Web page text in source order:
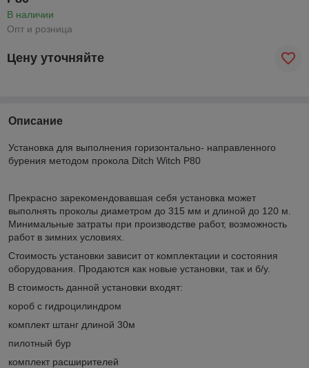
В наличии
Опт и розница
Цену уточняйте
Описание
Установка для выполнения горизонтально- направленного
бурения методом прокола Ditch Witch P80
Прекрасно зарекомендовавшая себя установка может
выполнять проколы диаметром до 315 мм и длиной до 120 м.
Минимальные затраты при производстве работ, возможность
работ в зимних условиях.
Стоимость установки зависит от комплектации и состояния
оборудования. Продаются как новые установки, так и б/у.
В стоимость данной установки входят:
короб с гидроцилиндром
комплект штанг длиной 30м
пилотный бур
комплект расширителей